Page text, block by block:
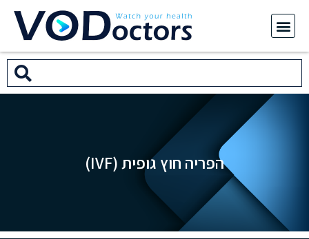
הפריה חוץ גופית (IVF)